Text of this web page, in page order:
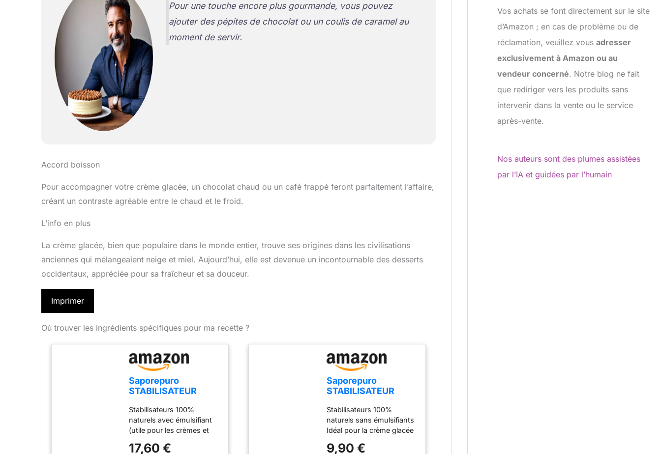
Pour une touche encore plus gourmande, vous pouvez
ajouter des pépites de chocolat ou un coulis de caramel au
moment de servir.
Accord boisson
Pour accompagner votre crème glacée, un chocolat chaud ou un café frappé feront parfaitement l’affaire,
créant un contraste agréable entre le chaud et le froid.
L’info en plus
La crème glacée, bien que populaire dans le monde entier, trouve ses origines dans les civilisations
anciennes qui mélangeaient neige et miel. Aujourd’hui, elle est devenue un incontournable des desserts
occidentaux, appréciée pour sa fraîcheur et sa douceur.
Imprimer
Où trouver les ingrédients spécifiques pour ma recette ?
Saporepuro
STABILISATEUR
SORBETS (S) avec
émulsifiant - 250 GR
Stabilisateurs 100%
naturels avec émulsifiant
(utile pour les crèmes et
Stabilisateur pour glace
17,60 €
Saporepuro
STABILISATEUR
SORBETS 50 GR
Stabilisateurs 100%
naturels sans émulsifiants
Idéal pour la crème glacée
Dosage recommandé 4 gr
9,90 €
Vos achats se font directement sur le site
d’Amazon ; en cas de problème ou de
réclamation, veuillez vousadresser
exclusivement à Amazon ou au
vendeur concerné. Notre blog ne fait
que rediriger vers les produits sans
intervenir dans la vente ou le service
après-vente.
Nos auteurs sont des plumes assistées
par l’IA et guidées par l’humain